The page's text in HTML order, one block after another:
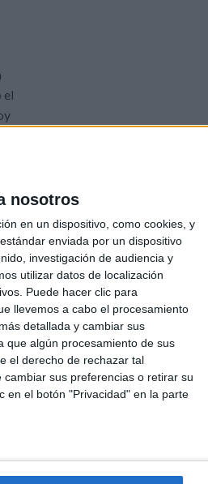
nosotros
en un dispositivo, como cookies, y
enviada por un dispositivo
investigación de audiencia y
utilizar datos de localización
Puede hacer clic para
llevemos a cabo el procesamiento
detallada y cambiar sus
que algún procesamiento de sus
el derecho de rechazar tal
sus preferencias o retirar su
en el botón "Privacidad" en la parte
el
las
,
a
cuando